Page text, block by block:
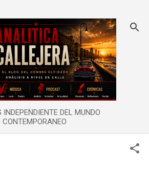
DEL MUNDO
CONTEMPORANEO